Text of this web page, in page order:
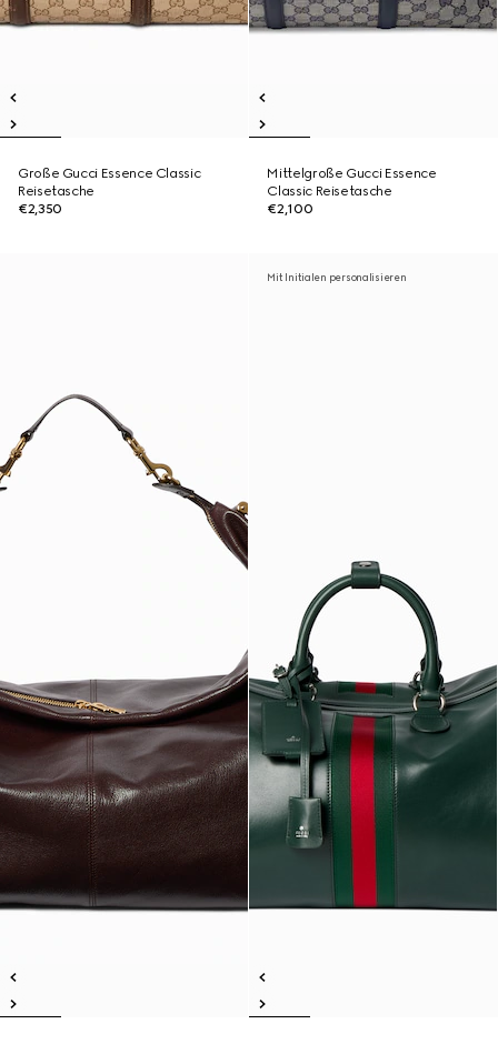
Große Gucci Essence Classic
Reisetasche
€2,350
Mittelgroße Gucci Essence
Classic Reisetasche
€2,100
Mit Initialen personalisieren